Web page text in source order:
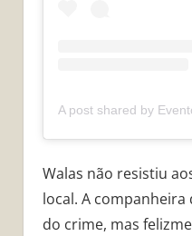
Walas não resistiu
local. A
do crime, mas